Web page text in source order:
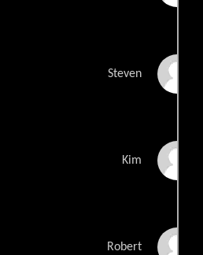
Steven
Kim
Robert